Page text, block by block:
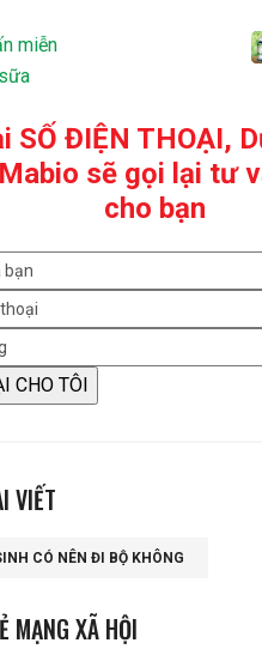
SỐ ĐIỆN THOẠI,
sẽ gọi lại tư
cho bạn
VIẾT
CÓ NÊN ĐI BỘ KHÔNG
MẠNG XÃ HỘI